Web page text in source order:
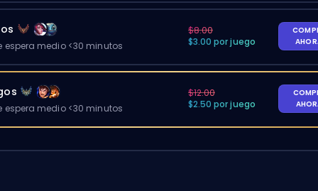
espera medio <30 minutos
$8.00
$3.00 por juego
espera medio <30 minutos
$12.00
$2.50 por juego